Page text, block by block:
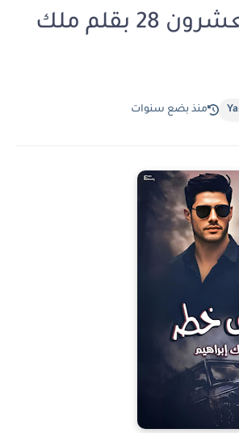
الثامن و العشرون 28 بقلم ملك
منذ بضع سنوات